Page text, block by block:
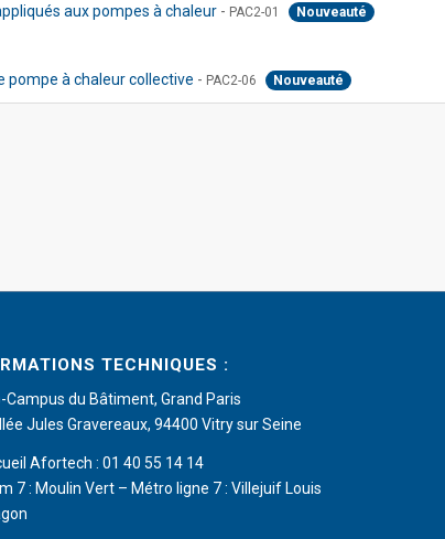
aux pompes à chaleur - PAC2-01
Nouveauté
pompe à chaleur collective - PAC2-06 Nouveauté
TECHNIQUES :
Campus du Bâtiment, Grand Paris
Jules Gravereaux, 94400 Vitry sur Seine
Afortech : 01 40 55 14 14
7 : Moulin Vert – Métro ligne 7 : Villejuif Louis